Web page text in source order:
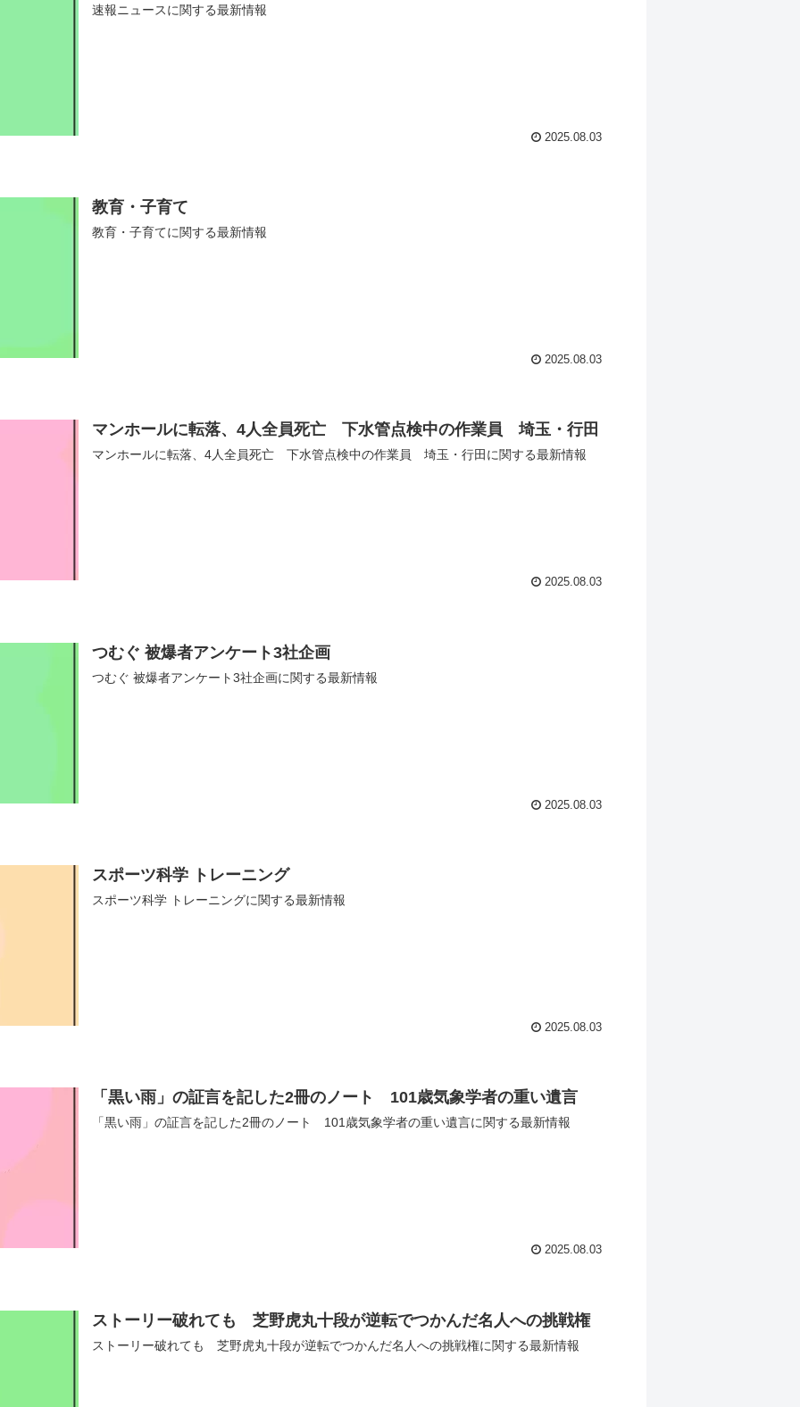
速報ニュースに関する最新情報
2025.08.03
教育・子育て
教育・子育てに関する最新情報
2025.08.03
マンホールに転落、4人全員死亡 下水管点検中の作業員 埼玉・行田
マンホールに転落、4人全員死亡 下水管点検中の作業員 埼玉・行田に関する最新情報
2025.08.03
つむぐ 被爆者アンケート3社企画
つむぐ 被爆者アンケート3社企画に関する最新情報
2025.08.03
スポーツ科学 トレーニング
スポーツ科学 トレーニングに関する最新情報
2025.08.03
「黒い雨」の証言を記した2冊のノート 101歳気象学者の重い遺言
「黒い雨」の証言を記した2冊のノート 101歳気象学者の重い遺言に関する最新情報
2025.08.03
ストーリー破れても 芝野虎丸十段が逆転でつかんだ名人への挑戦権
ストーリー破れても 芝野虎丸十段が逆転でつかんだ名人への挑戦権に関する最新情報